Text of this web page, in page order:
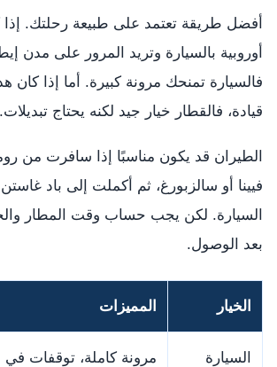
أفضل طريقة تعتمد على طبيعة رحلتك.
أوروبية بالسيارة وتريد المرور على مدن
فالسيارة تمنحك مرونة كبيرة. أما إذا
قيادة، فالقطار خيار جيد لكنه يحتاج تبديلات.
الطيران قد يكون مناسبًا إذا سافرت من
فيينا أو سالزبورغ، ثم أكملت إلى باد غاستن
السيارة. لكن يجب حساب وقت المطار
بعد الوصول.
الخيار المميزات
السيارة
مرونة كاملة، توقفات